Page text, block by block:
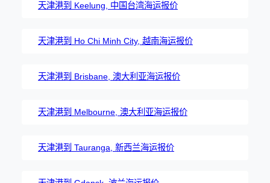
天津港到 Keelung, 中国台湾海运报价
天津港到 Ho Chi Minh City, 越南海运报价
天津港到 Brisbane, 澳大利亚海运报价
天津港到 Melbourne, 澳大利亚海运报价
天津港到 Tauranga, 新西兰海运报价